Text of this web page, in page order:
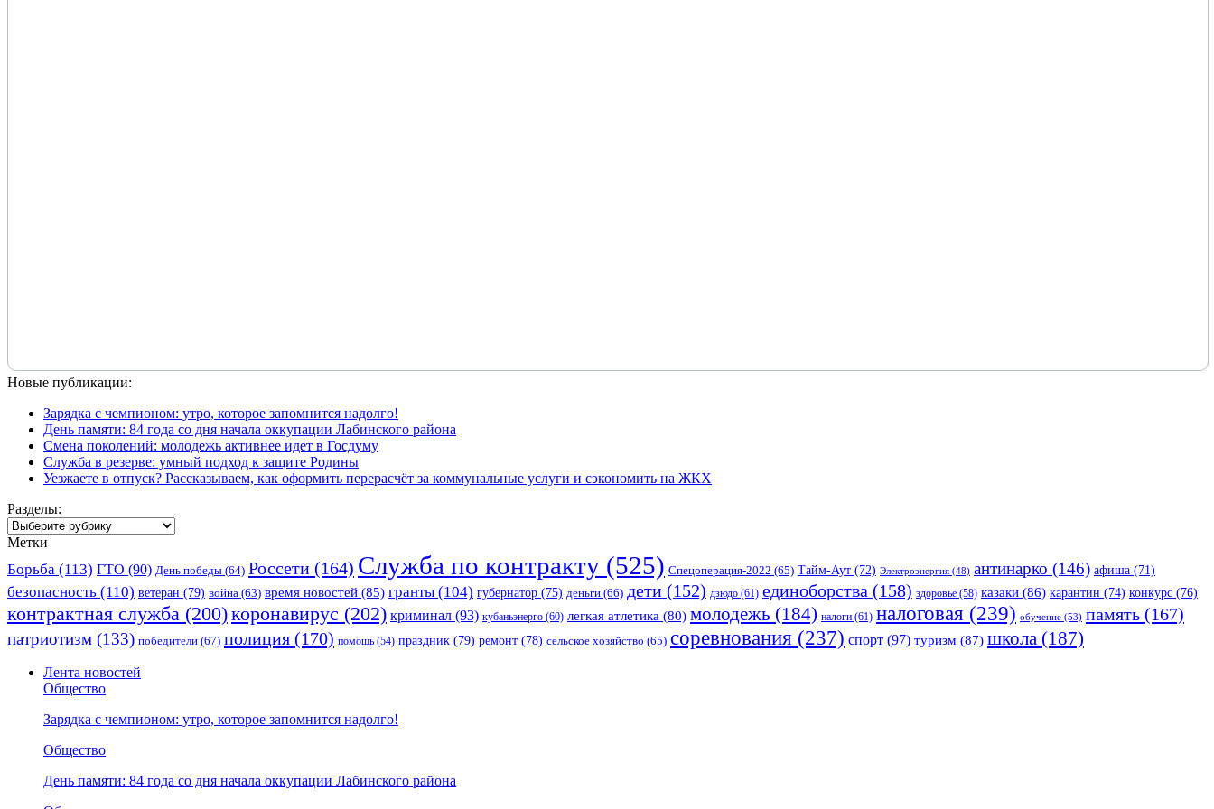
Новые публикации:
Зарядка с чемпионом: утро, которое запомнится надолго!
День памяти: 84 года со дня начала оккупации Лабинского района
Смена поколений: молодежь активнее идет в Госдуму
Служба в резерве: умный подход к защите Родины
Уезжаете в отпуск? Рассказываем, как оформить перерасчёт за коммунальные услуги и сэкономить на ЖКХ
Разделы:
Разделы:
Метки
Борьба (113) ГТО (90) День победы (64) Россети (164) Служба по контракту (525) Спецоперация-2022 (65) Тайм-Аут (72) Электроэнергия (48) антинарко (146) афиша (71)
безопасность (110) ветеран (79) война (63) время новостей (85) гранты (104) губернатор (75) деньги (66) дети (152) дзюдо (61) единоборства (158) здоровье (58) казаки (86) карантин (74) конкурс (76)
контрактная служба (200)коронавирус (202) криминал (93) кубаньэнерго (60) легкая атлетика (80) молодежь (184) налоги (61) налоговая (239) обучение (53) память (167)
патриотизм (133) победители (67) полиция (170) помощь (54) праздник (79) ремонт (78) сельское хозяйство (65) соревнования (237) спорт (97) туризм (87) школа (187)
Лента новостей
Общество
Зарядка с чемпионом: утро, которое запомнится надолго!
Общество
День памяти: 84 года со дня начала оккупации Лабинского района